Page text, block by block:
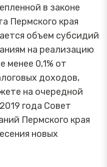
в законе
Пермского края
объем субсидий
на реализацию
менее 0,1% от
доходов,
на очередной
года Совет
Пермского края
новых